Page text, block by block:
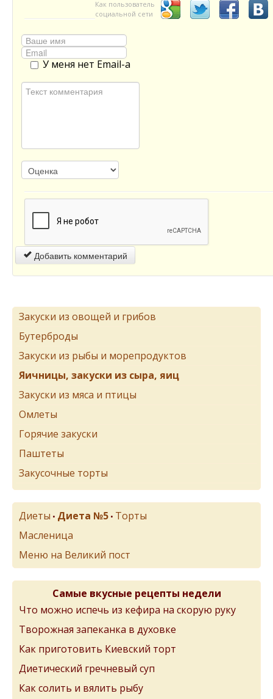
Как пользователь
социальной сети
У меня нет Email-а
Добавить комментарий
Закуски из овощей и грибов
Бутерброды
Закуски из рыбы и морепродуктов
Яичницы, закуски из сыра, яиц
Закуски из мяса и птицы
Омлеты
Горячие закуски
Паштеты
Закусочные торты
Диеты • Диета №5 • Торты
Масленица
Меню на Великий пост
Самые вкусные рецепты недели
Что можно испечь из кефира на скорую руку
Творожная запеканка в духовке
Как приготовить Киевский торт
Диетический гречневый суп
Как солить и вялить рыбу